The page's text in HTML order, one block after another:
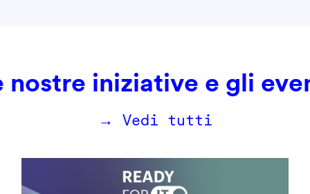
nostre iniziative e gli
→ Vedi tutti